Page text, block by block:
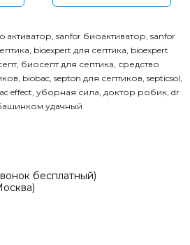
активатор, sanfor биоактиватор, sanfor
bioexpert для септика, bioexpert
биосепт для септика, средство
biobac, septon для септиков, septicsol,
effect, уборная сила, доктор робик, dr
удачный
бесплатный)